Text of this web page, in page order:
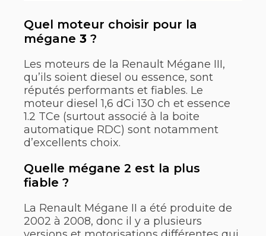
Quel moteur choisir pour la
mégane 3 ?
Les moteurs de la Renault Mégane III,
qu’ils soient diesel ou essence, sont
réputés performants et fiables. Le
moteur diesel 1,6 dCi 130 ch et essence
1.2 TCe (surtout associé à la boite
automatique RDC) sont notamment
d’excellents choix.
Quelle mégane 2 est la plus
fiable ?
La Renault Mégane II a été produite de
2002 à 2008, donc il y a plusieurs